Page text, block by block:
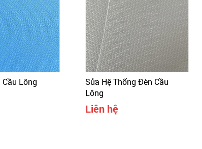
Lông
Sửa Hệ Thống Đèn Cầu
Lông
Liên hệ